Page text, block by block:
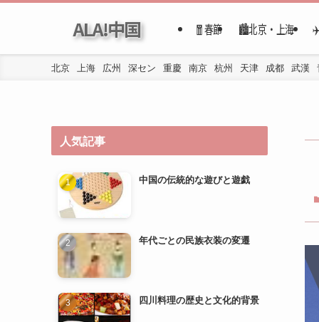
ALA!中国 🧧春節 🏙️北京・上海
北京 上海 広州 深セン 重慶 南京 杭州 天津 成都 武漢
人気記事
中国の伝統的な遊びと遊戯
年代ごとの民族衣装の変遷
四川料理の歴史と文化的背景